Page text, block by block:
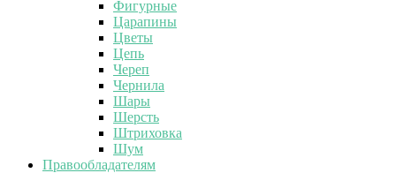
Фигурные
Царапины
Цветы
Цепь
Череп
Чернила
Шары
Шерсть
Штриховка
Шум
Правообладателям